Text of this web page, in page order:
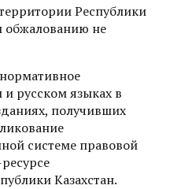
Республики
обжалованию не
и русском языках в
получивших
системе правовой
Казахстан.